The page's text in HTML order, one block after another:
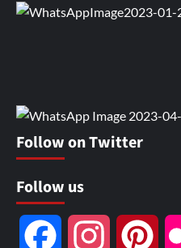
Follow on Twitter
Follow us
Facebook Instagram